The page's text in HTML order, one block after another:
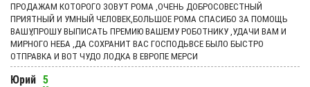
ПРОДАЖАМ КОТОРОГО ЗОВУТ РОМА ,ОЧЕНЬ ДОБРОСОВЕСТНЫЙ
ПРИЯТНЫЙ И УМНЫЙ ЧЕЛОВЕК,БОЛЬШОЕ РОМА СПАСИБО ЗА ПОМОЩЬ
ВАШУ,ПРОШУ ВЫПИСАТЬ ПРЕМИЮ ВАШЕМУ РОБОТНИКУ ,УДАЧИ ВАМ И
МИРНОГО НЕБА ,ДА СОХРАНИТ ВАС ГОСПОДЬВСЕ БЫЛО БЫСТРО
ОТПРАВКА И ВОТ ЧУДО ЛОДКА В ЕВРОПЕ МЕРСИ
Юрий 5